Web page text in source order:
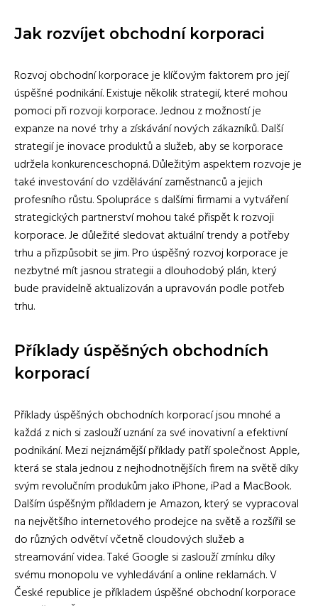
Jak rozvíjet obchodní korporaci
Rozvoj obchodní korporace je klíčovým faktorem pro její
úspěšné podnikání. Existuje několik strategií, které mohou
pomoci při rozvoji korporace. Jednou z možností je
expanze na nové trhy a získávání nových zákazníků. Další
strategií je inovace produktů a služeb, aby se korporace
udržela konkurenceschopná. Důležitým aspektem rozvoje je
také investování do vzdělávání zaměstnanců a jejich
profesního růstu. Spolupráce s dalšími firmami a vytváření
strategických partnerství mohou také přispět k rozvoji
korporace. Je důležité sledovat aktuální trendy a potřeby
trhu a přizpůsobit se jim. Pro úspěšný rozvoj korporace je
nezbytné mít jasnou strategii a dlouhodobý plán, který
bude pravidelně aktualizován a upravován podle potřeb
trhu.
Příklady úspěšných obchodních
korporací
Příklady úspěšných obchodních korporací jsou mnohé a
každá z nich si zaslouží uznání za své inovativní a efektivní
podnikání. Mezi nejznámější příklady patří společnost Apple,
která se stala jednou z nejhodnotnějších firem na světě díky
svým revolučním produkům jako iPhone, iPad a MacBook.
Dalším úspěšným příkladem je Amazon, který se vypracoval
na největšího internetového prodejce na světě a rozšířil se
do různých odvětví včetně cloudových služeb a
streamování videa. Také Google si zaslouží zmínku díky
svému monopolu ve vyhledávání a online reklamách. V
České republice je příkladem úspěšné obchodní korporace